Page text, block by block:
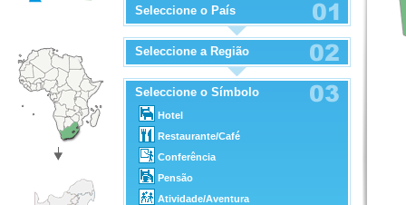
Seleccione o País
Seleccione a Região
Seleccione o Símbolo
Hotel
Restaurante/Café
Conferência
Pensão
Atividade/Aventura